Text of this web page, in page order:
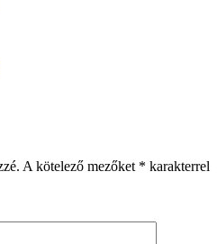
A kötelező mezőket * karakterrel